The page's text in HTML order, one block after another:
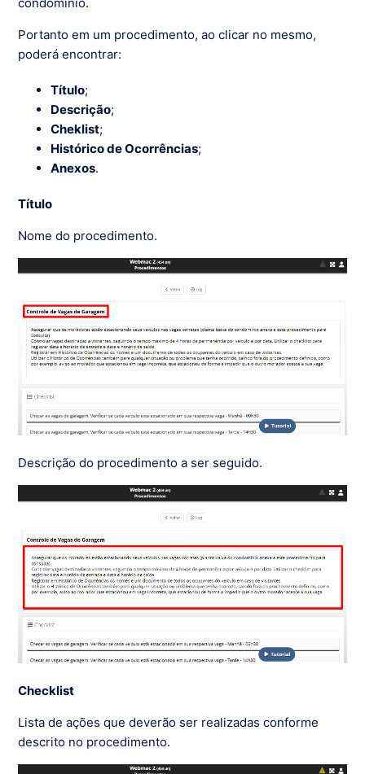
Portanto em um procedimento, ao clicar no mesmo,
poderá encontrar:
Título;
Descrição;
Cheklist;
Histórico de Ocorrências;
Anexos.
Título
Nome do procedimento.
Descrição do procedimento a ser seguido.
Checklist
Lista de ações que deverão ser realizadas conforme
descrito no procedimento.